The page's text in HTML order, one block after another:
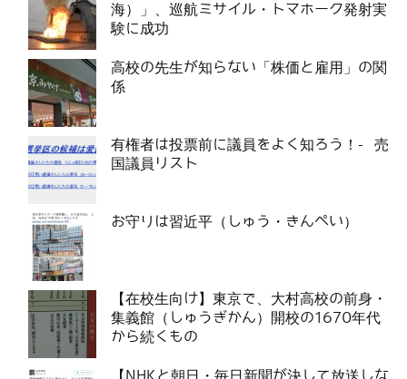
海）」、巡航ミサイル・トマホーク発射実
験に成功
高校の先生が知らない「株価と雇用」の関
係
有権者は投票前に議員をよく知ろう！- 売
国議員リスト
お守りは習近平（しゅう・きんぺい）
【在校生向け】東京で、大村高校の前身・
集義館（しゅうぎかん）開校の1670年代
から続くもの
【NHKと朝日・毎日新聞が決して放送しな